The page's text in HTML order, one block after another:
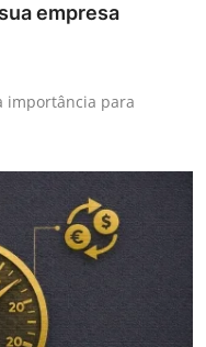
empresa
importância para